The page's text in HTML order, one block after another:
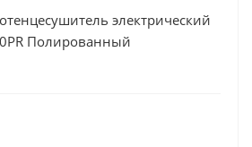
электрический
Полированный